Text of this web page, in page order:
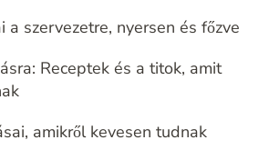
a szervezetre, nyersen és főzve
Receptek és a titok, amit
amikről kevesen tudnak